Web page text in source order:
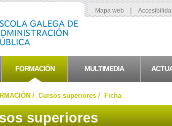
Mapa web |
FORMACIÓN MULTIMEDIA
/ Cursos superiores / Ficha
superiores